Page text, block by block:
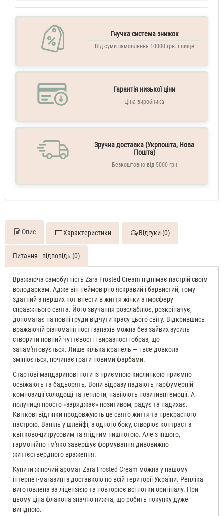
Cream
Frosted
Гнучка система знижок
Від суми замовлення 10000 грн. і вище
Гарантія низької ціни
Ціна виробника
Зручна доставка (Укрпошта, Нова
Пошта)
Безкоштовно від 5000 грн
Опис Характеристики Відгуки (0)
Питання - відповідь (0)
Вражаюча самобутність Zara Frosted Cream піднімає настрій своїм
володаркам. Адже він неймовірно яскравий і барвистий, тому
здатний з перших нот внести в життя жінки атмосферу
справжнього свята. Його звучання розслаблює, розкріпачує,
допомагає на повні груди відчути красу цього світу. Відкрившись
вражаючій різноманітності запахів можна без зайвих зусиль
створити повний чуттєвості і виразності образ, що
запам'ятовується. Лише кілька крапель — і все довкола
змінюється, починає грати новими фарбами.
Стартові мандаринові ноти із приємною кислинкою приємно
освіжають та бадьорять. Вони відразу надають парфумерній
композиції солодощі та теплоти, навіюють позитивні емоції. А
полуниця просто «заряджає» позитивом, радує та надихає.
Квіткові відтінки продовжують це свято життя та прекрасного
настрою. Ваніль у шлейфі, з одного боку, створює контраст з
квітково-цитрусовим та ягідним пишнотою. Але з іншого,
гармонійно і м'яко завершує формування дивовижно
життєствердного враження.
Купити жіночий аромат Zara Frosted Cream можна у нашому
інтернет-магазині з доставкою по всій території України. Репліка
виготовлена ​​за ліцензією та повторює всі нотки оригіналу. При
цьому ціна флакона значно нижча, що робить покупку дуже
вигідною.